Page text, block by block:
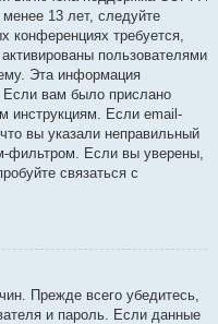
13 лет, следуйте
конференциях требуется,
пользователями
Эта информация
Если вам было прислано
инструкциям. Если email-
вы указали неправильный
фильтром. Если вы уверены,
связаться с
Прежде всего убедитесь,
и пароль. Если данные